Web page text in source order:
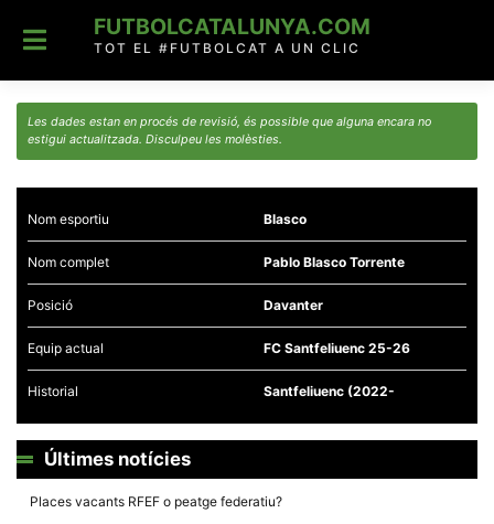
content
FUTBOLCATALUNYA.COM
TOT EL #FUTBOLCAT A UN CLIC
Les dades estan en procés de revisió, és possible que alguna encara no
estigui actualitzada. Disculpeu les molèsties.
Nom esportiu Blasco
Nom complet Pablo Blasco Torrente
Posició Davanter
Equip actual FC Santfeliuenc 25-26
Historial Santfeliuenc (2022-
Últimes notícies
Places vacants RFEF o peatge federatiu?